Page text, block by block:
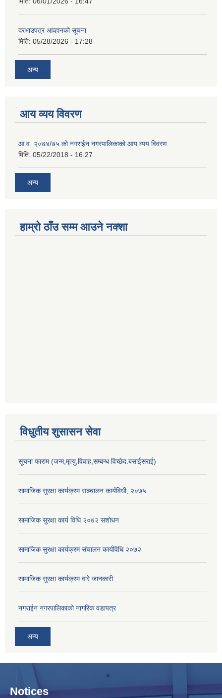
दरभाउपत्र आव्हानको सूचना
मिति: 05/28/2026 - 17:28
अन्य
आय व्यय विवरण
आ.व. २०७४/७५ को नगराईन नगरपालिकाको आय व्यय विवरण
मिति: 05/22/2018 - 16:27
अन्य
हाम्रो ठाँउ सम्म आउने नक्शा
विधुतीय शुसासन सेवा
सूचना फाराम (जन्म,मृत्यु,विवाह,सम्बन्ध विच्छेद.बसाईसराई)
सामाजिक सुरक्षा कार्यक्रम सञ्चालन कार्यविधी, २०७५
सामाजिक सुरक्षा कार्य विधि २०७२ स‌शोधन
सामाजिक सुरक्षा कार्यक्रम संचालन कार्यविधि २०७२
सामाजिक सुरक्षा कार्यक्रम वारे जानकारी
नगराईन नगरपालिकाको नागरिक वडापत्र
अन्य
Notices